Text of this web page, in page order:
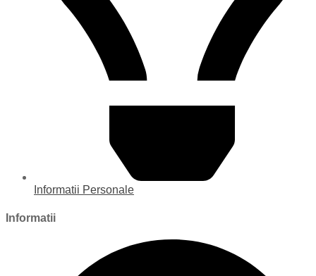
Informatii Personale
Informatii